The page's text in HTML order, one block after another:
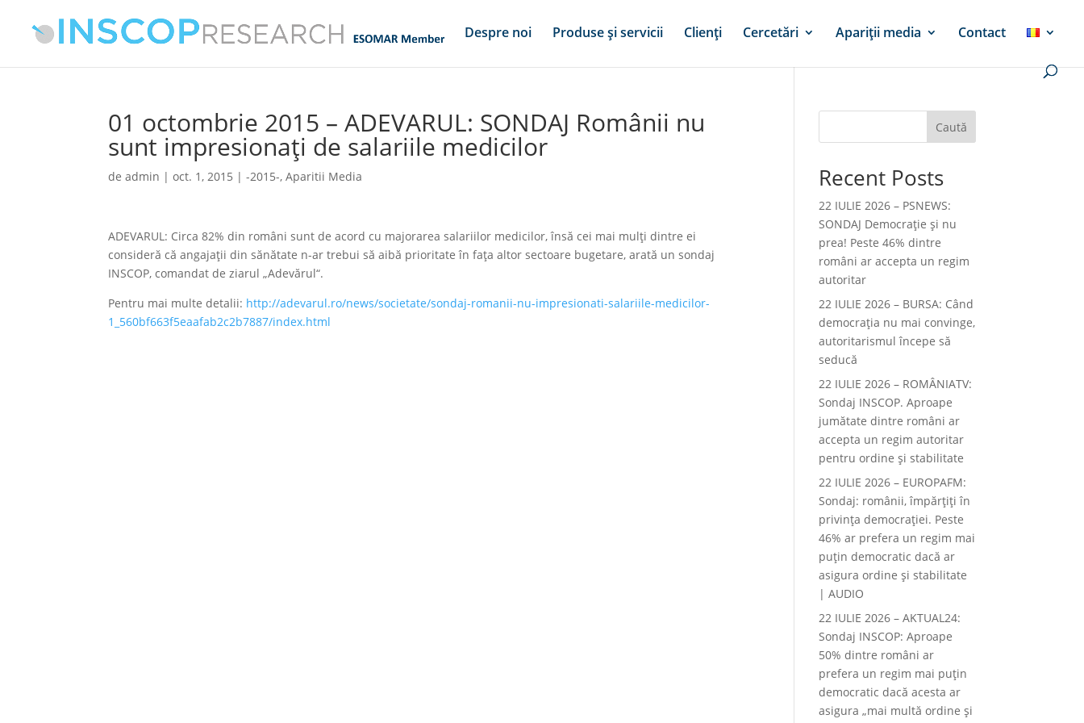
Despre noi Produse și servicii Clienți Cercetări Apariții media Contact
01 octombrie 2015 – ADEVARUL: SONDAJ Românii nu
sunt impresionaţi de salariile medicilor
deadmin |oct. 1, 2015 |-2015-,Aparitii Media
ADEVARUL: Circa 82% din români sunt de acord cu majorarea salariilor medicilor, însă cei mai mulţi dintre ei
consideră că angajaţii din sănătate n-ar trebui să aibă prioritate în faţa altor sectoare bugetare, arată un sondaj
INSCOP, comandat de ziarul „Adevărul“.
Pentru mai multe detalii: http://adevarul.ro/news/societate/sondaj-romanii-nu-impresionati-salariile-medicilor-
1_560bf663f5eaafab2c2b7887/index.html
Caută
Recent Posts
22 IULIE 2026 – PSNEWS:
SONDAJ Democrație și nu
prea! Peste 46% dintre
români ar accepta un regim
autoritar
22 IULIE 2026 – BURSA: Când
democraţia nu mai convinge,
autoritarismul începe să
seducă
22 IULIE 2026 – ROMÂNIATV:
Sondaj INSCOP. Aproape
jumătate dintre români ar
accepta un regim autoritar
pentru ordine și stabilitate
22 IULIE 2026 – EUROPAFM:
Sondaj: românii, împărțiți în
privința democrației. Peste
46% ar prefera un regim mai
puțin democratic dacă ar
asigura ordine și stabilitate
| AUDIO
22 IULIE 2026 – AKTUAL24:
Sondaj INSCOP: Aproape
50% dintre români ar
prefera un regim mai puțin
democratic dacă acesta ar
asigura „mai multă ordine și